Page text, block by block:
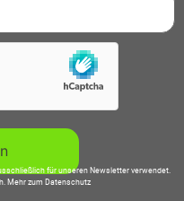
für unseren Newsletter verwendet.
Mehr zum Datenschutz